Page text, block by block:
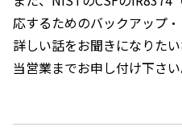
応するためのバックアップ
詳しい話をお聞きになりた
当営業までお申し付け下さい